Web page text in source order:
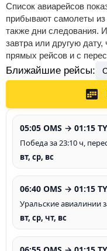
Список авиарейсов
прибывают самолеты
также дни следования.
завтра или другую
прямых рейсов и с
Ближайшие рейсы:
05:05 OMS → 01:15
Победа за 23:10 ч,
вт, ср, вс
06:40 OMS → 01:15
Уральские авиалинии
вт, ср, чт, вс